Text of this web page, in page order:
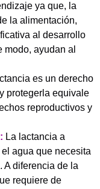
ya que, la
la alimentación,
al desarrollo
modo, ayudan al
es un derecho
protegerla equivale
reproductivos y
La lactancia a
agua que necesita
A diferencia de la
requiere de